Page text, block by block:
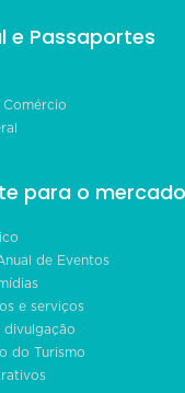
e Passaportes
Comércio
para o mercado
de Eventos
e serviços
divulgação
do Turismo